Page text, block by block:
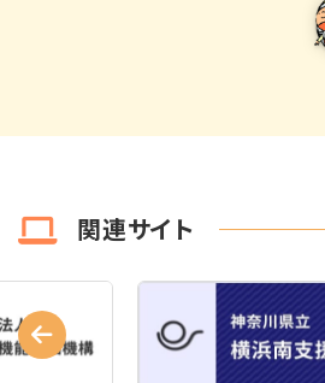
関連サイト